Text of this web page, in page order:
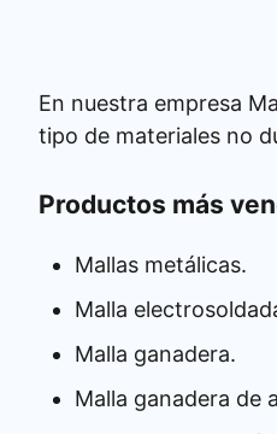
En nuestra empresa
tipo de materiales no
Productos más
Mallas metálicas.
Malla
Malla ganadera.
Malla ganadera de